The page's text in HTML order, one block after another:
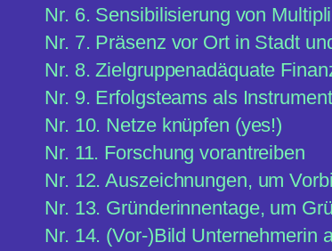
Nr. 6. Sensibilisierung von
Nr. 7. Präsenz vor Ort in Stadt
Nr. 8. Zielgruppenadäquate
Nr. 9. Erfolgsteams als
Nr. 10. Netze knüpfen (yes!)
Nr. 11. Forschung vorantreiben
Nr. 12. Auszeichnungen, um
Nr. 13. Gründerinnentage, um
Nr. 14. (Vor-)Bild Unternehmerin